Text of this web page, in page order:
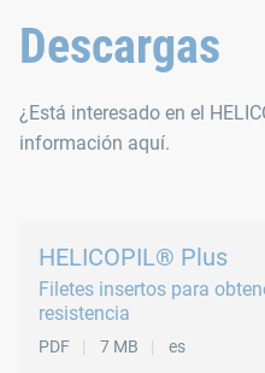
Descargas
¿Está interesado en el
información aquí.
HELICOPIL® Plus
Filetes insertos para
resistencia
PDF 7 MB es